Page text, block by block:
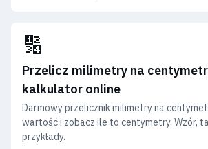
🔢
Przelicz milimetry na
kalkulator online
Darmowy przelicznik milimetry na
wartość i zobacz ile to centymetry. Wzór,
przykłady.